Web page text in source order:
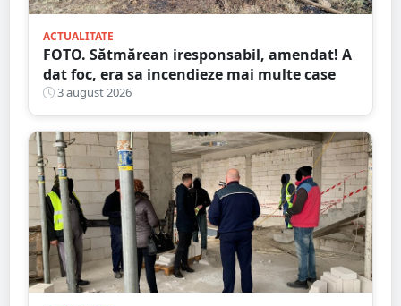
ACTUALITATE
FOTO. Sătmărean iresponsabil, amendat! A
dat foc, era sa incendieze mai multe case
3 august 2026